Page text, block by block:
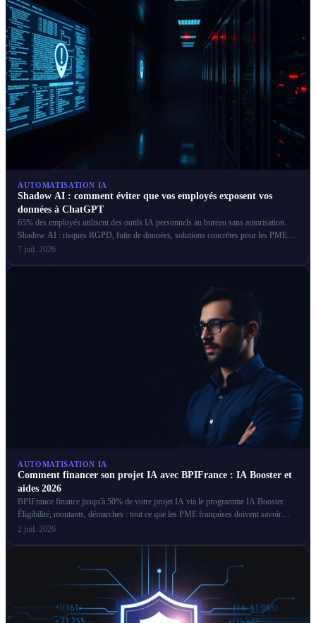
AUTOMATISATION IA
Shadow AI : comment éviter que vos employés exposent vos
données à ChatGPT
65% des employés utilisent des outils IA personnels au bureau sans autorisation.
Shadow AI : risques RGPD, fuite de données, solutions concrètes pour les PME
françaises.
7 juil. 2026
AUTOMATISATION IA
Comment financer son projet IA avec BPIFrance : IA Booster et
aides 2026
BPIFrance finance jusqu'à 50% de votre projet IA via le programme IA Booster.
Éligibilité, montants, démarches : tout ce que les PME françaises doivent savoir
pour obtenir ces aides.
2 juil. 2026